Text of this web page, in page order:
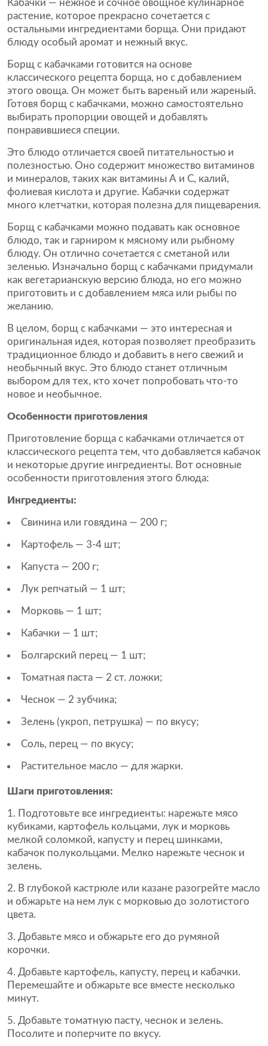
Кабачки — нежное и сочное овощное кулинарное
растение, которое прекрасно сочетается с
остальными ингредиентами борща. Они придают
блюду особый аромат и нежный вкус.
Борщ с кабачками готовится на основе
классического рецепта борща, но с добавлением
этого овоща. Он может быть вареный или жареный.
Готовя борщ с кабачками, можно самостоятельно
выбирать пропорции овощей и добавлять
понравившиеся специи.
Это блюдо отличается своей питательностью и
полезностью. Оно содержит множество витаминов
и минералов, таких как витамины А и С, калий,
фолиевая кислота и другие. Кабачки содержат
много клетчатки, которая полезна для пищеварения.
Борщ с кабачками можно подавать как основное
блюдо, так и гарниром к мясному или рыбному
блюду. Он отлично сочетается с сметаной или
зеленью. Изначально борщ с кабачками придумали
как вегетарианскую версию блюда, но его можно
приготовить и с добавлением мяса или рыбы по
желанию.
В целом, борщ с кабачками — это интересная и
оригинальная идея, которая позволяет преобразить
традиционное блюдо и добавить в него свежий и
необычный вкус. Это блюдо станет отличным
выбором для тех, кто хочет попробовать что-то
новое и необычное.
Особенности приготовления
Приготовление борща с кабачками отличается от
классического рецепта тем, что добавляется кабачок
и некоторые другие ингредиенты. Вот основные
особенности приготовления этого блюда:
Ингредиенты:
Свинина или говядина — 200 г;
Картофель — 3-4 шт;
Капуста — 200 г;
Лук репчатый — 1 шт;
Морковь — 1 шт;
Кабачки — 1 шт;
Болгарский перец — 1 шт;
Томатная паста — 2 ст. ложки;
Чеснок — 2 зубчика;
Зелень (укроп, петрушка) — по вкусу;
Соль, перец — по вкусу;
Растительное масло — для жарки.
Шаги приготовления:
Подготовьте все ингредиенты: нарежьте мясо
кубиками, картофель кольцами, лук и морковь
мелкой соломкой, капусту и перец шинками,
кабачок полукольцами. Мелко нарежьте чеснок и
зелень.
В глубокой кастрюле или казане разогрейте масло
и обжарьте на нем лук с морковью до золотистого
цвета.
Добавьте мясо и обжарьте его до румяной
корочки.
Добавьте картофель, капусту, перец и кабачки.
Перемешайте и обжарьте все вместе несколько
минут.
Добавьте томатную пасту, чеснок и зелень.
Посолите и поперчите по вкусу.